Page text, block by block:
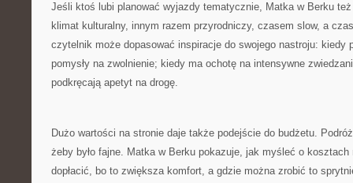
Jeśli ktoś lubi planować wyjazdy tematycznie, Matka w Berku
klimat kulturalny, innym razem przyrodniczy, czasem slow, a
czytelnik może dopasować inspiracje do swojego nastroju: kiedy
pomysły na zwolnienie; kiedy ma ochotę na intensywne
podkręcają apetyt na drogę.
Dużo wartości na stronie daje także podejście do budżetu.
żeby było fajne. Matka w Berku pokazuje, jak myśleć o kosztach
dopłacić, bo to zwiększa komfort, a gdzie można zrobić to